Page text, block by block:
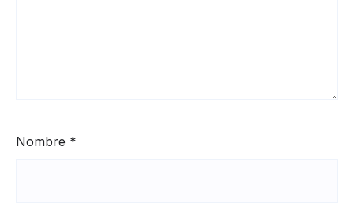
Nombre *